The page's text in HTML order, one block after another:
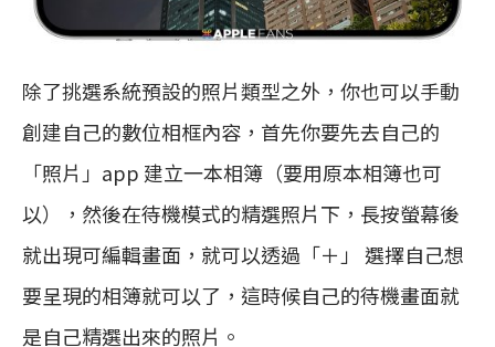
除了挑選系統預設的照片類型之外，你也可以手動
創建自己的數位相框內容，首先你要先去自己的
「照片」app 建立一本相簿（要用原本相簿也可
以），然後在待機模式的精選照片下，長按螢幕後
就出現可編輯畫面，就可以透過「＋」 選擇自己想
要呈現的相簿就可以了，這時候自己的待機畫面就
是自己精選出來的照片。